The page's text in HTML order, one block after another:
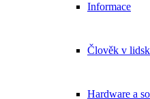
Informace
Člověk v
Hardware a